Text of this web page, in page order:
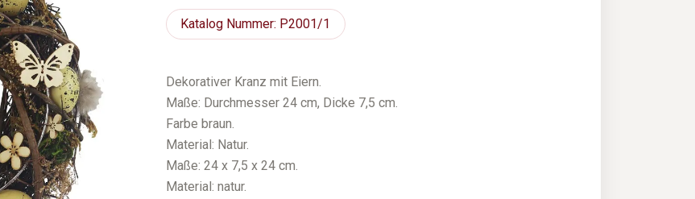
Katalog Nummer: P2001/1
Dekorativer Kranz mit Eiern.
Maße: Durchmesser 24 cm, Dicke 7,5 cm.
Farbe braun.
Material: Natur.
Maße: 24 x 7,5 x 24 cm.
Material: natur.